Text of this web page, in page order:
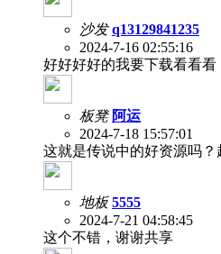
沙发 q13129841235
2024-7-16 02:55:16
好好好好的我要下载看看看
板凳 阿运
2024-7-18 15:57:01
这就是传说中的好资源吗？
地板 5555
2024-7-21 04:58:45
这个不错，谢谢共享